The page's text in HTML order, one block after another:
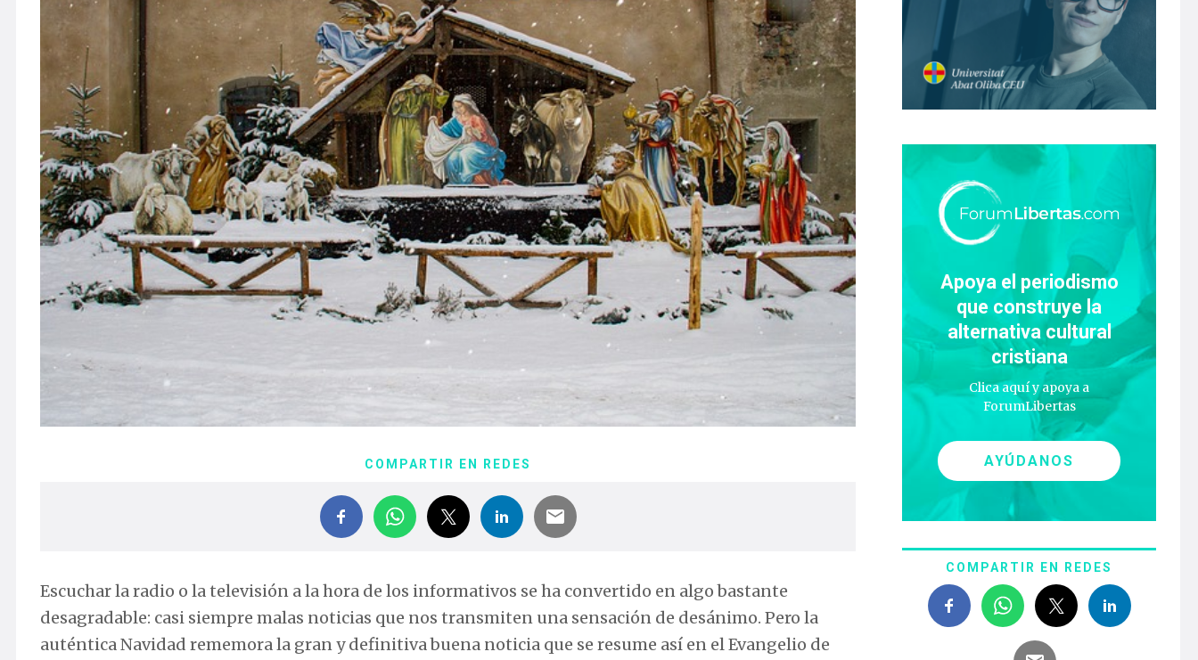
COMPARTIR EN REDES
Escuchar la radio o la televisión a la hora de los informativos se ha convertido en algo bastante
desagradable: casi siempre malas noticias que nos transmiten una sensación de desánimo. Pero la
auténtica Navidad rememora la gran y definitiva buena noticia que se resume así en el Evangelio de
Apoya el periodismo
que construye la
alternativa cultural
cristiana
Clica aquí y apoya a
ForumLibertas
AYÚDANOS
COMPARTIR EN REDES